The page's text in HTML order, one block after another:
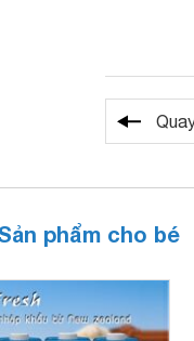
phẩm cho bé